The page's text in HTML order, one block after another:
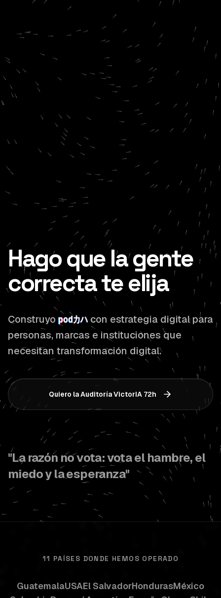
Hago que la gente
correcta te elija
Construyo poder con estrategia digital para
personas, marcas e instituciones que
necesitan transformación digital.
Quiero la Auditoría VictorIA 72h
"La razón no vota: vota el hambre, el
miedo y la esperanza"
11 PAÍSES DONDE HEMOS OPERADO
GuatemalaUSAEl SalvadorHondurasMéxico